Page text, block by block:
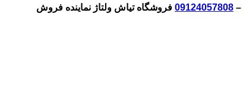
–
09124057808 فروشگاه تیاش ولتاژ نماینده فروش